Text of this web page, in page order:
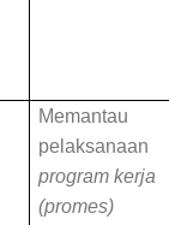
Memantau
pelaksanaan
program kerja
(promes)